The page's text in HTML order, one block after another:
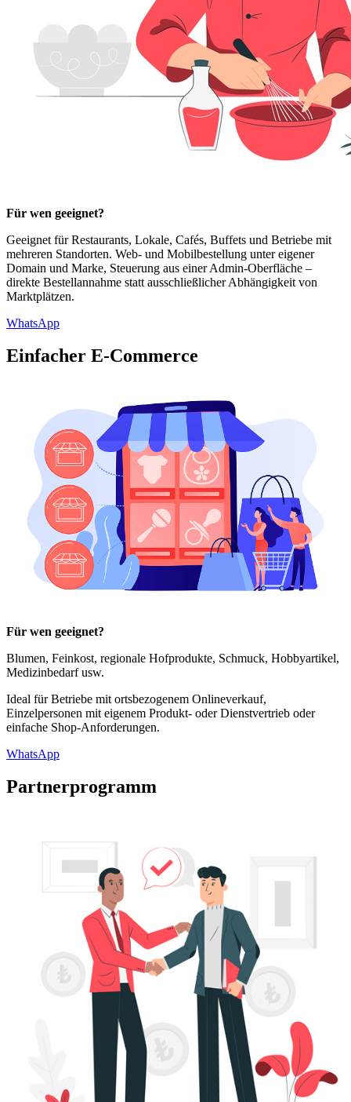
Für wen geeignet?
Geeignet für Restaurants, Lokale, Cafés, Buffets und Betriebe mit
mehreren Standorten. Web- und Mobilbestellung unter eigener
Domain und Marke, Steuerung aus einer Admin-Oberfläche –
direkte Bestellannahme statt ausschließlicher Abhängigkeit von
Marktplätzen.
WhatsApp
Einfacher E-Commerce
Für wen geeignet?
Blumen, Feinkost, regionale Hofprodukte, Schmuck, Hobbyartikel,
Medizinbedarf usw.
Ideal für Betriebe mit ortsbezogenem Onlineverkauf,
Einzelpersonen mit eigenem Produkt- oder Dienstvertrieb oder
einfache Shop-Anforderungen.
WhatsApp
Partnerprogramm